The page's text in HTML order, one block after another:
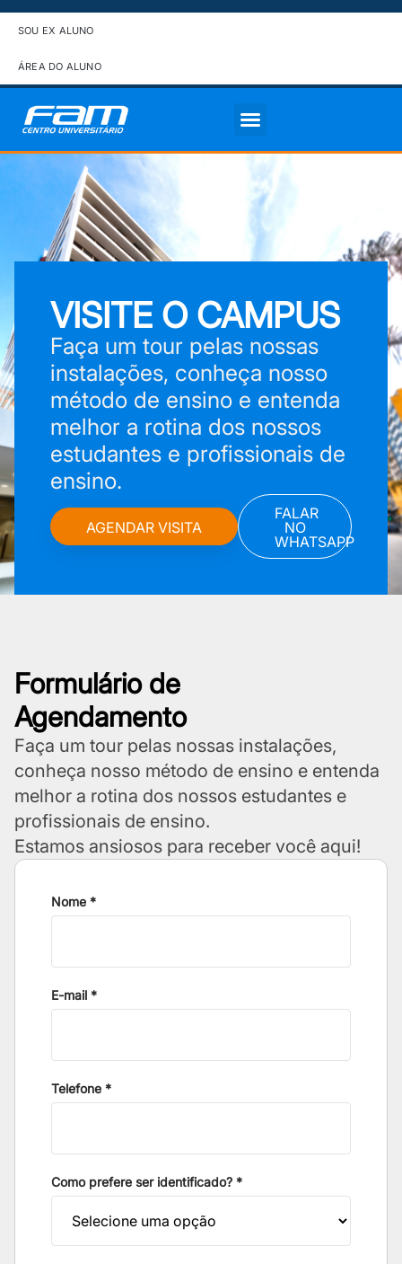
SOU EX ALUNO
ÁREA DO ALUNO
VISITE O CAMPUS
Faça um tour pelas nossas
instalações, conheça nosso
método de ensino e entenda
melhor a rotina dos nossos
estudantes e profissionais de
ensino.
AGENDAR VISITA
FALAR
NO
WHATSAPP
Formulário de
Agendamento
Faça um tour pelas nossas instalações,
conheça nosso método de ensino e entenda
melhor a rotina dos nossos estudantes e
profissionais de ensino.
Estamos ansiosos para receber você aqui!
Nome *
E-mail *
Telefone *
Como prefere ser identificado? *